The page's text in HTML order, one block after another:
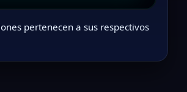
pertenecen a sus respectivos